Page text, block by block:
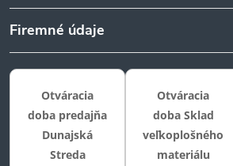
Firemné údaje
Otváracia
doba predajňa
Dunajská
Streda
Otváracia
doba Sklad
veľkoplošného
materiálu